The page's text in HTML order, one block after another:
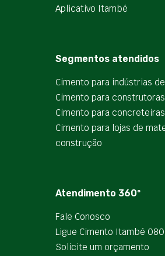
Aplicativo Itambé
Segmentos atendidos
Cimento para indústrias
Cimento para construtoras
Cimento para concreteiras
Cimento para lojas de
construção
Atendimento 360º
Fale Conosco
Ligue Cimento Itambé
Solicite um orçamento